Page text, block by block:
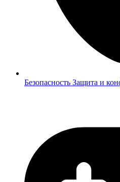
Безопасность Защита и